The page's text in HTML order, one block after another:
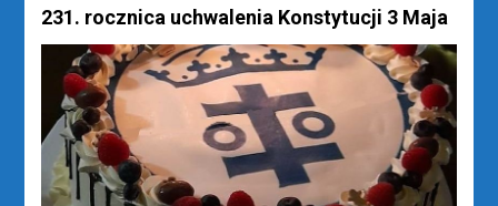
231. rocznica uchwalenia Konstytucji 3 Maja